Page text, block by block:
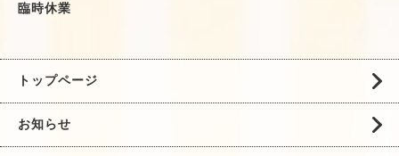
臨時休業
トップページ
お知らせ